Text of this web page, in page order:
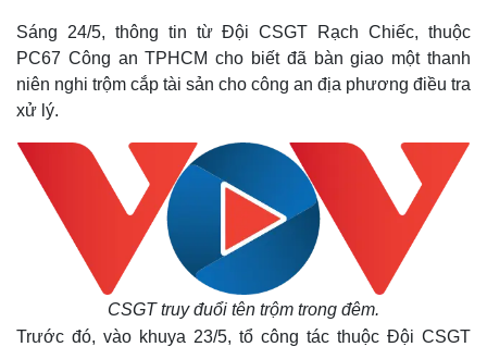
Sáng 24/5, thông tin từ Đội CSGT Rạch Chiếc, thuộc
PC67 Công an TPHCM cho biết đã bàn giao một thanh
niên nghi trộm cắp tài sản cho công an địa phương điều tra
xử lý.
CSGT truy đuổi tên trộm trong đêm.
Trước đó, vào khuya 23/5, tổ công tác thuộc Đội CSGT